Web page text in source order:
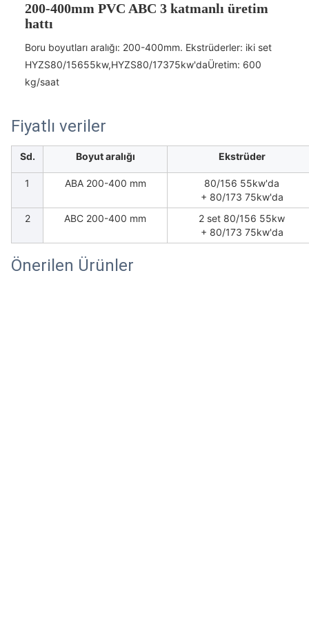
200-400mm PVC ABC 3 katmanlı üretim
hattı
Boru boyutları aralığı: 200-400mm. Ekstrüderler: iki set
HYZS80/15655kw,HYZS80/17375kw'daÜretim: 600
kg/saat
Fiyatlı veriler
Sd. Boyut aralığı Ekstrüder
1 ABA 200-400 mm
80/156 55kw'da
+ 80/173 75kw'da
2
ABC 200-400 mm
2 set 80/156 55kw
+ 80/173 75kw'da
Önerilen Ürünler